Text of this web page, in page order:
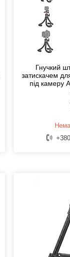
Гнучкий
затискачем
під камеру